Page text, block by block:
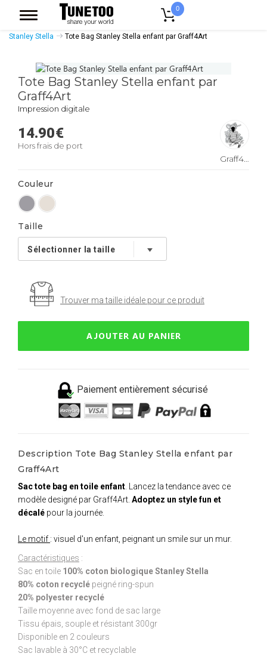
0
Accessoires Casquettes Tote Bags
Stanley Stella
Tote Bag Stanley Stella enfant par Graff4Art
Tote Bag Stanley Stella enfant par
Graff4Art
Impression digitale
14.90€
Hors frais de port
Graff4Art
Couleur
Taille
Trouver ma taille idéale pour ce produit
AJOUTER AU PANIER
Paiement entièrement sécurisé
Description Tote Bag Stanley Stella enfant par
Graff4Art
Sac tote bag en toile enfant . Lancez la tendance avec ce
modèle designé par Graff4Art. Adoptez un style fun et
décalé pour la journée.
Le motif : visuel d'un enfant, peignant un smile sur un mur.
Caractéristiques :
Sac en toile 100% coton biologique Stanley Stella
80% coton recyclé peigné ring-spun
20% polyester recyclé
Taille moyenne avec fond de sac large
Tissu épais, souple et résistant 300gr
Disponible en 2 couleurs
Sac lavable à 30°C et recyclable